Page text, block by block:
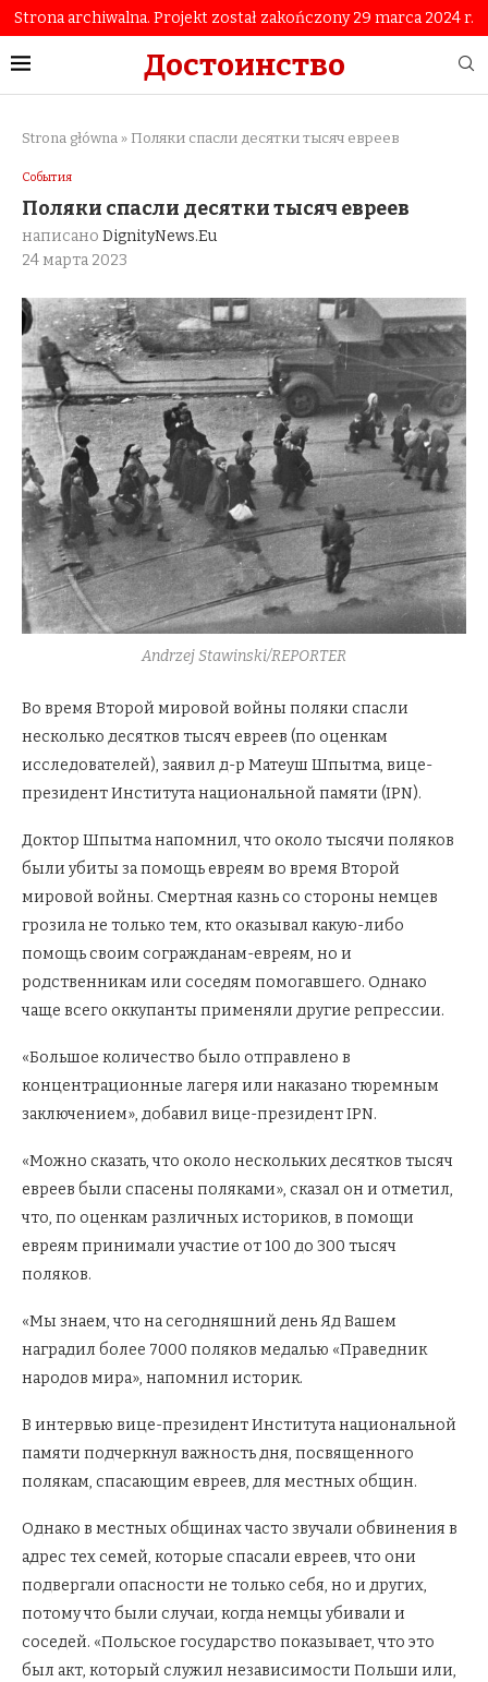
Strona archiwalna. Projekt został zakończony 29 marca 2024 r.
Достоинство
Strona główna » Поляки спасли десятки тысяч евреев
События
Поляки спасли десятки тысяч евреев
написано DignityNews.eu
24 марта 2023
Andrzej Stawinski/REPORTER
Во время Второй мировой войны поляки спасли
несколько десятков тысяч евреев (по оценкам
исследователей), заявил д-р Матеуш Шпытма, вице-
президент Института национальной памяти (IPN).
Доктор Шпытма напомнил, что около тысячи поляков
были убиты за помощь евреям во время Второй
мировой войны. Смертная казнь со стороны немцев
грозила не только тем, кто оказывал какую-либо
помощь своим согражданам-евреям, но и
родственникам или соседям помогавшего. Однако
чаще всего оккупанты применяли другие репрессии.
«Большое количество было отправлено в
концентрационные лагеря или наказано тюремным
заключением», добавил вице-президент IPN.
«Можно сказать, что около нескольких десятков тысяч
евреев были спасены поляками», сказал он и отметил,
что, по оценкам различных историков, в помощи
евреям принимали участие от 100 до 300 тысяч
поляков.
«Мы знаем, что на сегодняшний день Яд Вашем
наградил более 7000 поляков медалью «Праведник
народов мира», напомнил историк.
В интервью вице-президент Института национальной
памяти подчеркнул важность дня, посвященного
полякам, спасающим евреев, для местных общин.
Однако в местных общинах часто звучали обвинения в
адрес тех семей, которые спасали евреев, что они
подвергали опасности не только себя, но и других,
потому что были случаи, когда немцы убивали и
соседей. «Польское государство показывает, что это
был акт, который служил независимости Польши или,